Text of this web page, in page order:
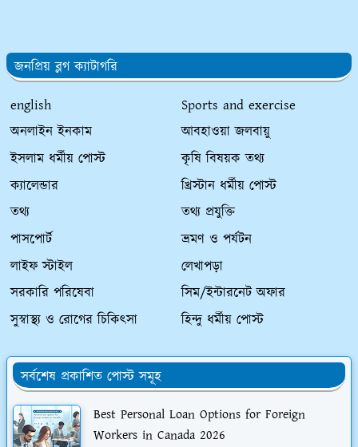
জনপ্রিয় ব্লগ ক্যাটাগরি
english
Sports and exercise
অনলাইন ইনকাম
আবহাওয়া জলবায়ু
ইসলাম ধর্মীয় পোস্ট
কৃষি বিষয়ক তথ্য
ক্যালেন্ডার
খ্রিস্টান ধর্মীয় পোস্ট
তথ্য
তথ্য প্রযুক্তি
পাসপোর্ট
ভ্রমণ ও পর্যটন
লাইফ স্টাইল
লেখাপড়া
সরকারি পরিষেবা
সিম/ইন্টারনেট অফার
সুস্বাস্থ্য ও রোগের চিকিৎসা
হিন্দু ধর্মীয় পোস্ট
সর্বশেষ প্রকাশিত পোস্ট সমূহ
Best Personal Loan Options for Foreign
Workers in Canada 2026